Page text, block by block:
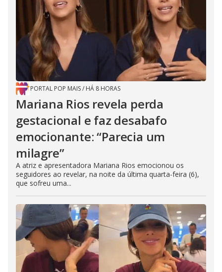
PORTAL POP MAIS/ HÁ 8 HORAS
Mariana Rios revela perda
gestacional e faz desabafo
emocionante: “Parecia um
milagre”
A atriz e apresentadora Mariana Rios emocionou os
seguidores ao revelar, na noite da última quarta-feira (6),
que sofreu uma...